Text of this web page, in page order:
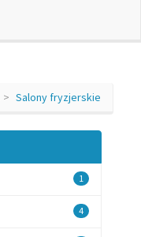
Salony fryzjerskie
1
4